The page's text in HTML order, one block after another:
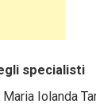
specialisti
Iolanda